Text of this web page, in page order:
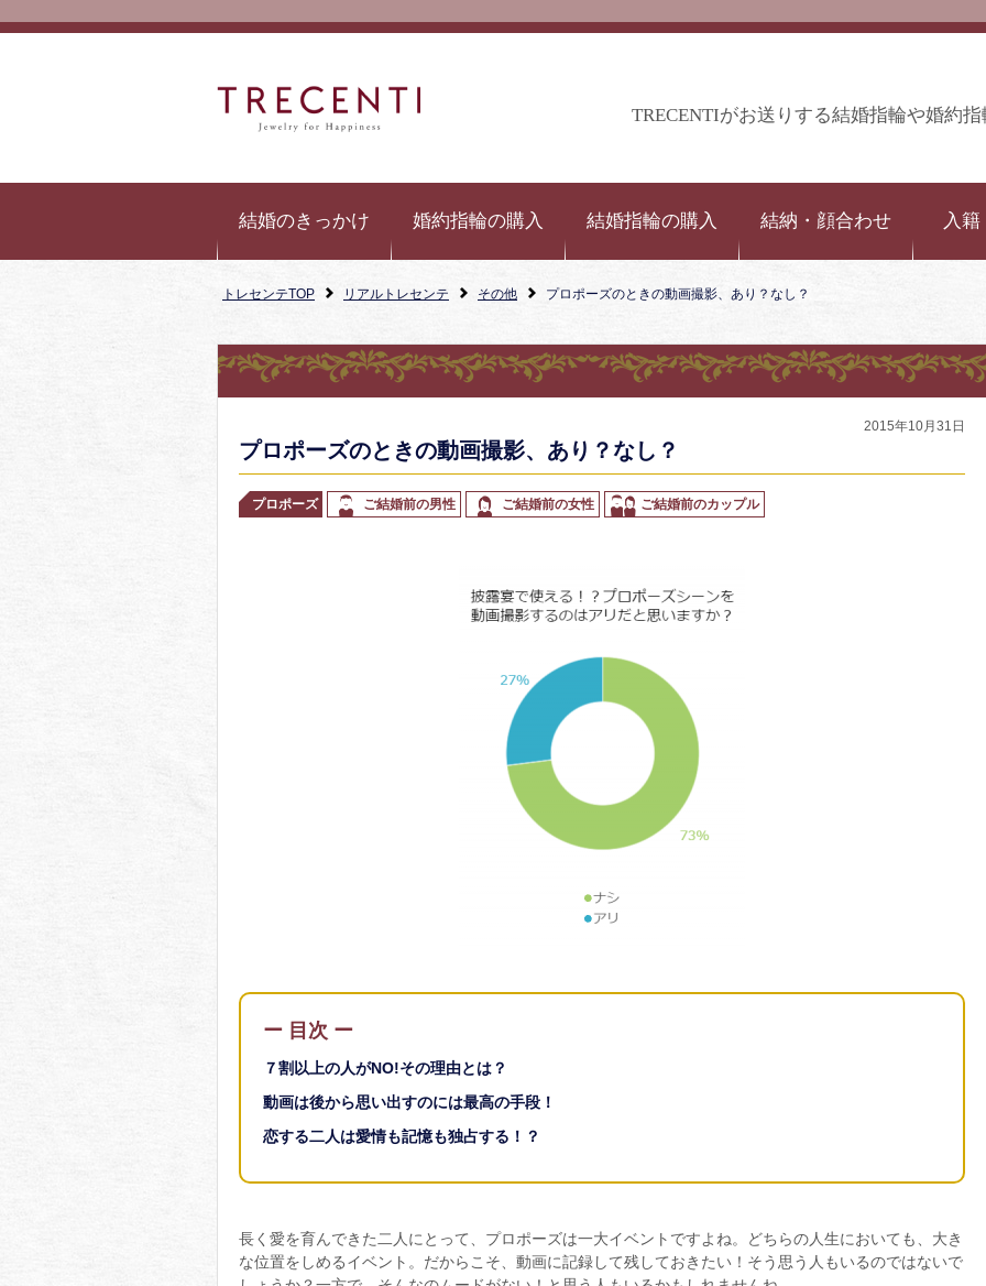
TRECENTIがお送りする結婚指輪や婚約
結婚のきっかけ 婚約指輪の購入 結婚指輪の購入 結納・顔合わせ 入籍
トレセンテTOP リアルトレセンテ その他 プロポーズのときの動画撮影、あり？なし？
2015年10月31日
プロポーズのときの動画撮影、あり？なし？
プロポーズ ご結婚前の男性 ご結婚前の女性 ご結婚前のカップル
ー 目次 ー
７割以上の人がNO!その理由とは？
動画は後から思い出すのには最高の手段！
恋する二人は愛情も記憶も独占する！？
長く愛を育んできた二人にとって、プロポーズは一大イベントですよね。どちらの人生においても、大き
な位置をしめるイベント。だからこそ、動画に記録して残しておきたい！そう思う人もいるのではないで